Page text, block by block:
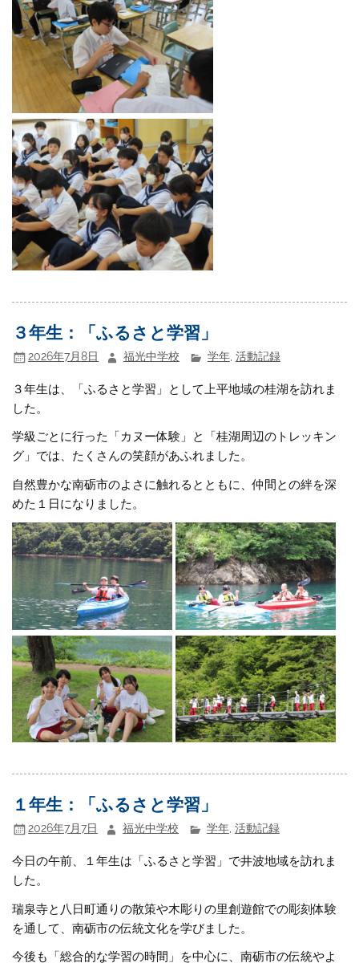
３年生：「ふるさと学習」
2026年7月8日 福光中学校 学年, 活動記録
３年生は、「ふるさと学習」として上平地域の桂湖を訪れま
した。
学級ごとに行った「カヌー体験」と「桂湖周辺のトレッキン
グ」では、たくさんの笑顔があふれました。
自然豊かな南砺市のよさに触れるとともに、仲間との絆を深
めた１日になりました。
１年生：「ふるさと学習」
2026年7月7日 福光中学校 学年, 活動記録
今日の午前、１年生は「ふるさと学習」で井波地域を訪れま
した。
瑞泉寺と八日町通りの散策や木彫りの里創遊館での彫刻体験
を通して、南砺市の伝統文化を学びました。
今後も「総合的な学習の時間」を中心に、南砺市の伝統やよ